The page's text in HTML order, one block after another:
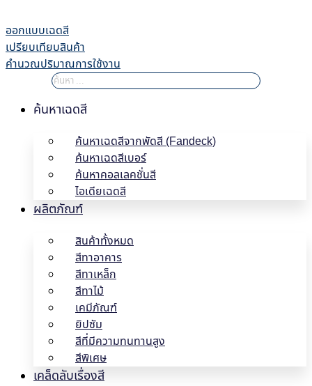
to
content
ออกแบบเฉดสี
เปรียบเทียบสินค้า
คำนวณปริมาณการใช้งาน
ค้นหาเฉดสี
ค้นหาเฉดสีจากพัดสี (Fandeck)
ค้นหาเฉดสีเบอร์
ค้นหาคอลเลคชั่นสี
ไอเดียเฉดสี
ผลิตภัณฑ์
สินค้าทั้งหมด
สีทาอาคาร
สีทาเหล็ก
สีทาไม้
เคมีภัณฑ์
ยิปซัม
สีที่มีความทนทานสูง
สีพิเศษ
เคล็ดลับเรื่องสี